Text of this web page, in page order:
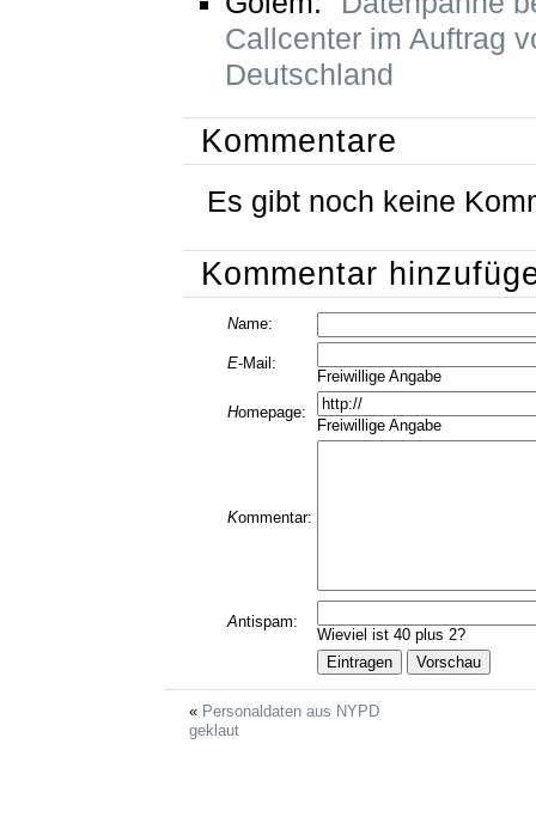
Callcenter im Auftrag
Deutschland
Kommentare
Es gibt noch keine
Kommentar
Name:
E-Mail:
Freiwillige Angabe
Homepage:
Freiwillige Angabe
Kommentar:
Antispam:
Wieviel ist 40 plus 2?
Personaldaten aus NYPD
geklaut